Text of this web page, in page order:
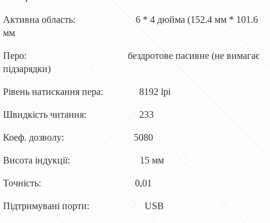
Активна область: 6 * 4 дюйма (152.4 мм * 101.6
мм
Перо: бездротове пасивне (не вимагає
підзарядки)
Рівень натискання пера: 8192 lpi
Швидкість читання: 233
Коеф. дозволу: 5080
Висота індукції: 15 мм
Точність: 0,01
Підтримувані порти: USB